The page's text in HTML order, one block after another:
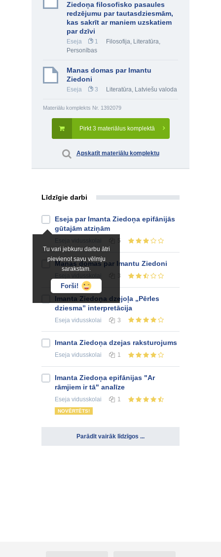
Ziedoņa filosofisko pasaules
redzējumu par tautasdziesmām,
kas sakrīt ar maniem uzskatiem
par dzīvi
Eseja 1 Filosofija, Literatūra,
Personības
Manas domas par Imantu
Ziedoni
Eseja 3 Literatūra, Latviešu valoda
Materiālu komplekts Nr. 1392079
Pirkt 3 materiālus komplektā
Apskatīt materiālu komplektu
Līdzīgie darbi
Tu vari jebkuru darbu ātri
pievienot savu vēlmju
sarakstam.
Forši!
Eseja par Imanta Ziedoņa epifānijās
gūtajām atziņām
5
Manas domas par Imantu Ziedoni
3
Imanta Ziedoņa dzejoļa „Pērles
dziesma” interpretācija
Eseja vidusskolai 3
Imanta Ziedoņa dzejas raksturojums
Eseja vidusskolai 1
Imanta Ziedoņa epifānijas "Ar
rāmjiem ir tā" analīze
Eseja vidusskolai 1
NOVĒRTĒTS!
Parādīt vairāk līdzīgos ...